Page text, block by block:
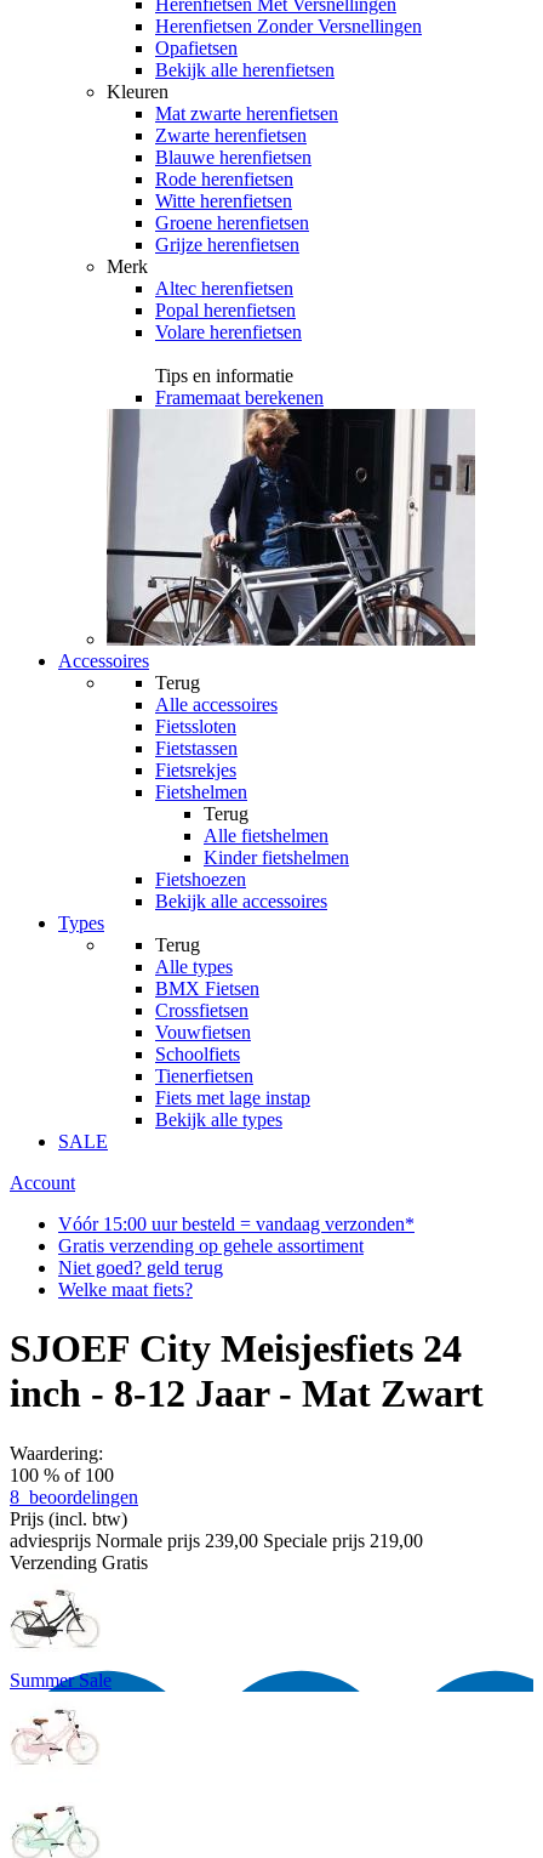
Herenfietsen Met Versnellingen
Herenfietsen Zonder Versnellingen
Opafietsen
Bekijk alle herenfietsen
Kleuren
Mat zwarte herenfietsen
Zwarte herenfietsen
Blauwe herenfietsen
Rode herenfietsen
Witte herenfietsen
Groene herenfietsen
Grijze herenfietsen
Merk
Altec herenfietsen
Popal herenfietsen
Volare herenfietsen
Tips en informatie
Framemaat berekenen
Accessoires
Terug
Alle accessoires
Fietssloten
Fietstassen
Fietsrekjes
Fietshelmen
Terug
Alle fietshelmen
Kinder fietshelmen
Fietshoezen
Bekijk alle accessoires
Types
Terug
Alle types
BMX Fietsen
Crossfietsen
Vouwfietsen
Schoolfiets
Tienerfietsen
Fiets met lage instap
Bekijk alle types
SALE
Account
Vóór 15:00 uur besteld = vandaag verzonden*
Gratis verzending op gehele assortiment
Niet goed? geld terug
Welke maat fiets?
SJOEF City Meisjesfiets 24
inch - 8-12 Jaar - Mat Zwart
Waardering:
100 % of 100
8 beoordelingen
Prijs (incl. btw)
adviesprijs Normale prijs 239,00 Speciale prijs 219,00
Verzending Gratis
Summer Sale